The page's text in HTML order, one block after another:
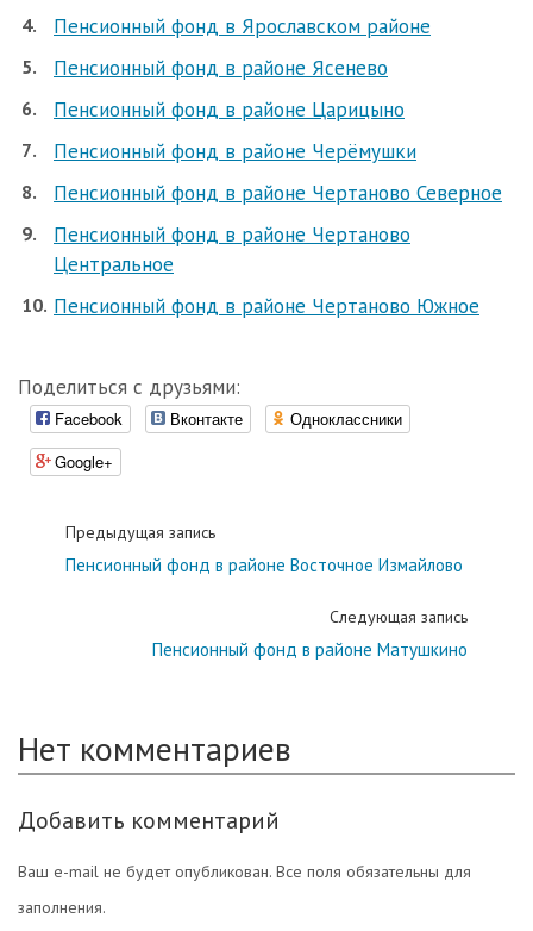
Пенсионный фонд в Ярославском районе
Пенсионный фонд в районе Ясенево
Пенсионный фонд в районе Царицыно
Пенсионный фонд в районе Черёмушки
Пенсионный фонд в районе Чертаново Северное
Пенсионный фонд в районе Чертаново
Центральное
Пенсионный фонд в районе Чертаново Южное
Поделиться с друзьями:
Facebook Вконтакте
Одноклассники
Google+
Предыдущая запись
Пенсионный фонд в районе Восточное Измайлово
Следующая запись
Пенсионный фонд в районе Матушкино
Нет комментариев
Добавить комментарий
Ваш e-mail не будет опубликован. Все поля обязательны для
заполнения.